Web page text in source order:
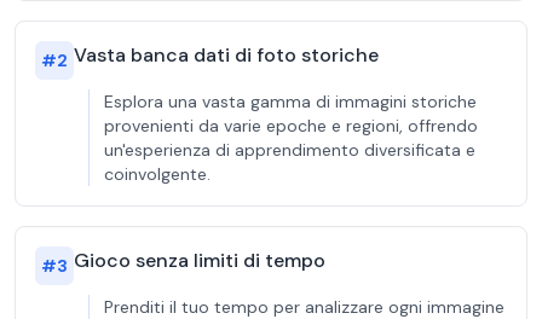
#2 Vasta banca dati di foto storiche
Esplora una vasta gamma di immagini storiche
provenienti da varie epoche e regioni, offrendo
un'esperienza di apprendimento diversificata e
coinvolgente.
#3 Gioco senza limiti di tempo
Prenditi il tuo tempo per analizzare ogni immagine